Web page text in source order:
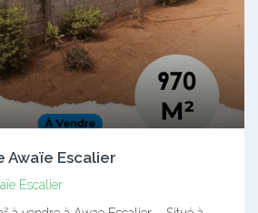
Awaïe Escalier
Escalier